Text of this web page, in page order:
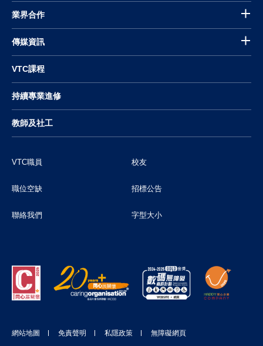
業界合作
傳媒資訊
VTC課程
持續專業進修
教師及社工
VTC職員 校友
職位空缺 招標公告
聯絡我們 字型大小
網站地圖 免責聲明 私隱政策 無障礙網頁